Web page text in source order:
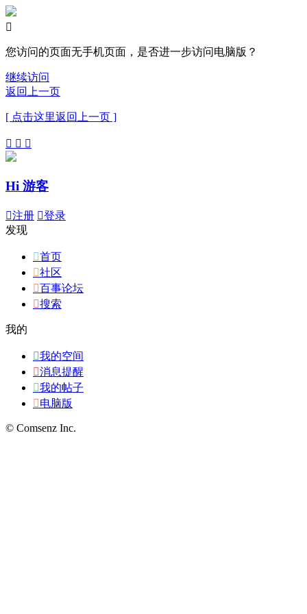

您访问的页面无手机页面，是否进一步访问电脑版？
继续访问
返回上一页
[ 点击这里返回上一页 ]
  
Hi 游客
注册 登录
发现
首页
社区
百事论坛
搜索
我的
我的空间
消息提醒
我的帖子
电脑版
© Comsenz Inc.